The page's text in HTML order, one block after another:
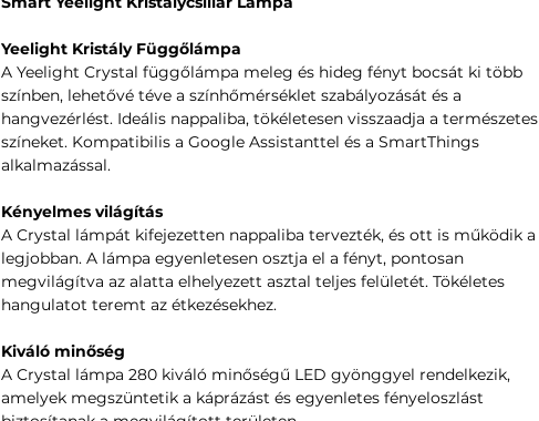
Yeelight Kristály Függőlámpa
A Yeelight Crystal függőlámpa meleg és hideg fényt bocsát ki több
színben, lehetővé téve a színhőmérséklet szabályozását és a
hangvezérlést. Ideális nappaliba, tökéletesen visszaadja a természetes
színeket. Kompatibilis a Google Assistanttel és a SmartThings
alkalmazással.
Kényelmes világítás
A Crystal lámpát kifejezetten nappaliba tervezték, és ott is működik a
legjobban. A lámpa egyenletesen osztja el a fényt, pontosan
megvilágítva az alatta elhelyezett asztal teljes felületét. Tökéletes
hangulatot teremt az étkezésekhez.
Kiváló minőség
A Crystal lámpa 280 kiváló minőségű LED gyönggyel rendelkezik,
amelyek megszüntetik a káprázást és egyenletes fényeloszlást